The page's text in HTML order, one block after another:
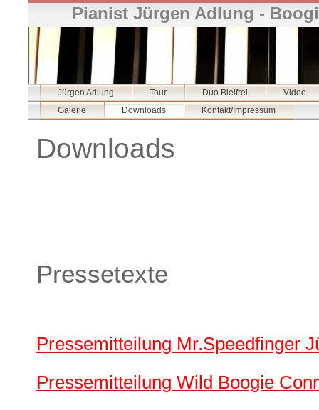
Pianist Jürgen Adlung -
Jürgen Adlung Tour Duo Bleifrei
Video
Galerie
Downloads Kontakt/Impressum
Downloads
Pressetexte
Pressemitteilung Mr.Speedfinger
Pressemitteilung Wild Boogie